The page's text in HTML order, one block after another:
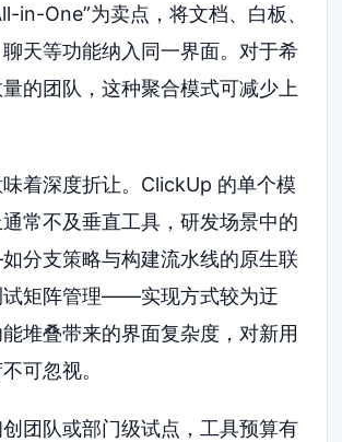
in-One”为卖点，将文档、白板、
天等功能纳入同一界面。对于希
的团队，这种聚合模式可减少上
着深度折让。ClickUp 的单个模
常不及垂直工具，研发场景中的
分支策略与构建流水线的原生联
试矩阵管理——实现方式较为迂
堆叠带来的界面复杂度，对新用
可忽视。
团队或部门级试点，工具预算有